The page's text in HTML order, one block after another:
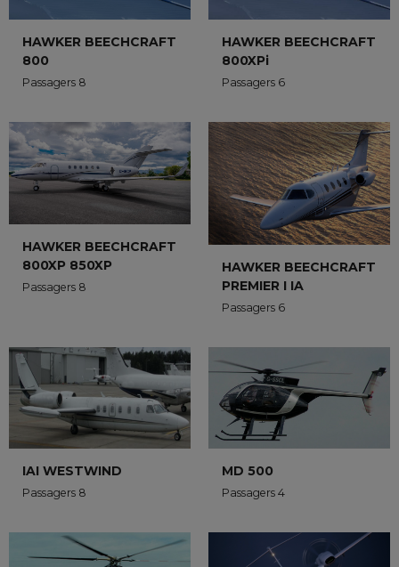
HAWKER BEECHCRAFT
800
Passagers 8
HAWKER BEECHCRAFT
800XPi
Passagers 6
HAWKER BEECHCRAFT
800XP 850XP
Passagers 8
HAWKER BEECHCRAFT
PREMIER I IA
Passagers 6
IAI WESTWIND
Passagers 8
MD 500
Passagers 4